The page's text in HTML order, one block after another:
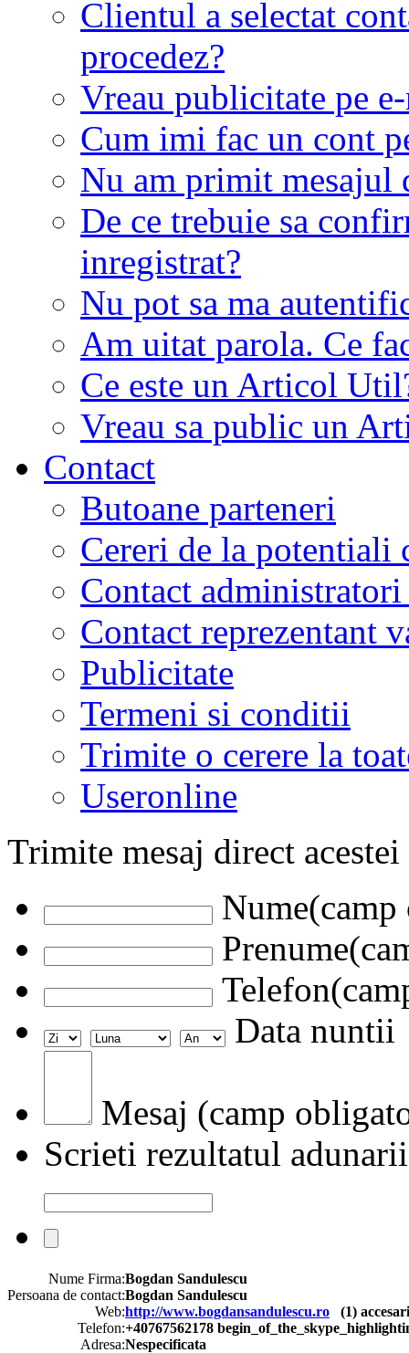
Clientul a selectat
procedez?
Vreau publicitate pe
Cum imi fac un cont
Nu am primit mesajul
De ce trebuie sa
inregistrat?
Nu pot sa ma
Am uitat parola. Ce
Ce este un Articol
Vreau sa public un
Contact
Butoane parteneri
Cereri de la potentiali
Contact
Contact reprezentant
Publicitate
Termeni si conditii
Trimite o cerere la
Useronline
Trimite mesaj direct
Data nuntii
Mesaj (camp
Scrieti rezultatul adunarii
Nume Firma:Bogdan Sandulescu
Persoana de contact:Bogdan Sandulescu
Web:http://www.bogdansandulescu.ro (1) accesari
Telefon:+40767562178
Adresa:Nespecificata